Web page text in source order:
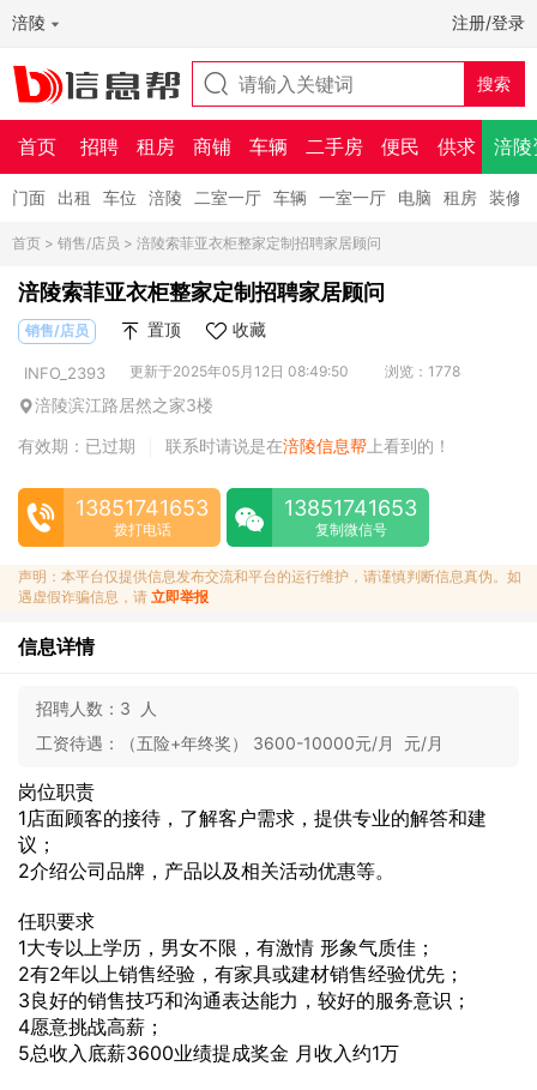
涪陵 注册/登录
首页 招聘 租房 商铺 车辆 二手房 便民 供求 涪陵
门面 出租 车位 涪陵 二室一厅 车辆 一室一厅 电脑 租房 装修
首页 > 销售/店员 > 涪陵索菲亚衣柜整家定制招聘家居顾问
涪陵索菲亚衣柜整家定制招聘家居顾问
销售/店员 置顶 收藏
INFO_2393 更新于2025年05月12日 08:49:50 浏览：1778
涪陵滨江路居然之家3楼
有效期：已过期
联系时请说是在涪陵信息帮 上看到的！
13851741653
拨打电话
13851741653
复制微信号
声明：本平台仅提供信息发布交流和平台的运行维护，请谨慎判断信息真伪。如
遇虚假诈骗信息，请 立即举报
信息详情
招聘人数： 3 人
工资待遇：
（五险+年终奖） 3600-10000元/月 元/月
岗位职责
1店面顾客的接待，了解客户需求，提供专业的解答和建
议；
2介绍公司品牌，产品以及相关活动优惠等。
任职要求
1大专以上学历，男女不限，有激情 形象气质佳；
2有2年以上销售经验，有家具或建材销售经验优先；
3良好的销售技巧和沟通表达能力，较好的服务意识；
4愿意挑战高薪；
5总收入底薪3600业绩提成奖金 月收入约1万